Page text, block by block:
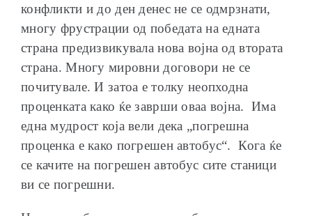
конфликти и до ден денес не се одмрзнати,
многу фрустрации од победата на едната
страна предизвикувала нова војна од втората
страна. Многу мировни договори не се
почитувале. И затоа е толку неопходна
проценката како ќе заврши оваа војна. Има
една мудрост која вели дека „погрешна
проценка е како погрешен автобус“. Кога ќе
се качите на погрешен автобус сите станици
ви се погрешни.